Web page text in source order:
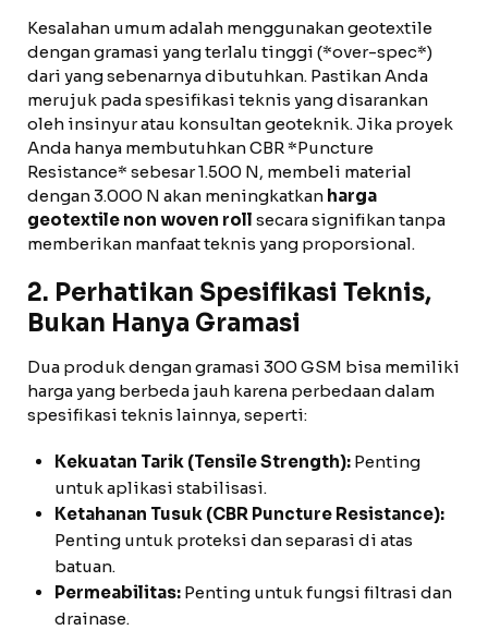
Kesalahan umum adalah menggunakan geotextile
dengan gramasi yang terlalu tinggi (*over-spec*)
dari yang sebenarnya dibutuhkan. Pastikan Anda
merujuk pada spesifikasi teknis yang disarankan
oleh insinyur atau konsultan geoteknik. Jika proyek
Anda hanya membutuhkan CBR *Puncture
Resistance* sebesar 1.500 N, membeli material
dengan 3.000 N akan meningkatkan harga
geotextile non woven roll secara signifikan tanpa
memberikan manfaat teknis yang proporsional.
2. Perhatikan Spesifikasi Teknis,
Bukan Hanya Gramasi
Dua produk dengan gramasi 300 GSM bisa memiliki
harga yang berbeda jauh karena perbedaan dalam
spesifikasi teknis lainnya, seperti:
Kekuatan Tarik (Tensile Strength): Penting
untuk aplikasi stabilisasi.
Ketahanan Tusuk (CBR Puncture Resistance):
Penting untuk proteksi dan separasi di atas
batuan.
Permeabilitas: Penting untuk fungsi filtrasi dan
drainase.